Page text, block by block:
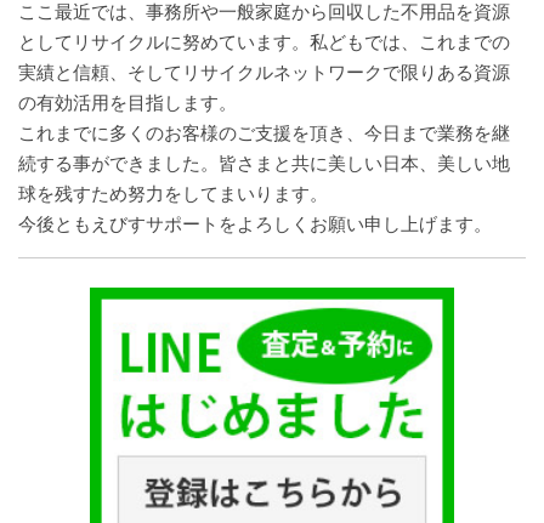
ここ最近では、事務所や一般家庭から回収した不用品を資源
としてリサイクルに努めています。私どもでは、これまでの
実績と信頼、そしてリサイクルネットワークで限りある資源
の有効活用を目指します。
これまでに多くのお客様のご支援を頂き、今日まで業務を継
続する事ができました。皆さまと共に美しい日本、美しい地
球を残すため努力をしてまいります。
今後ともえびすサポートをよろしくお願い申し上げます。